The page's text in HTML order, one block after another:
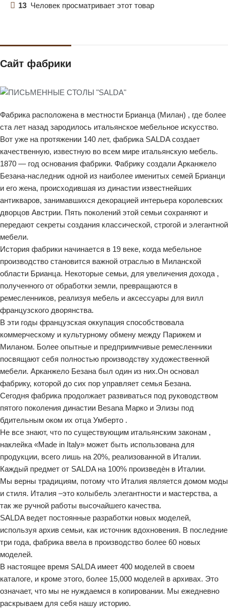
13 Человек просматривает этот товар
Сайт фабрики
Фабрика расположена в местности Брианца (Милан) , где более
ста лет назад зародилось итальянское мебельное искусство.
Вот уже на протяжении 140 лет, фабрика SALDA создает
качественную, известную во всем мире итальянскую мебель.
1870 — год основания фабрики. Фабрику создали Арканжело
Безана-наследник одной из наиболее именитых семей Брианци
и его жена, происходившая из династии известнейших
антикваров, занимавшихся декорацией интерьера королевских
дворцов Австрии. Пять поколений этой семьи сохраняют и
передают секреты создания классической, строгой и элегантной
мебели.
История фабрики начинается в 19 веке, когда мебельное
производство становится важной отраслью в Миланской
области Брианца. Некоторые семьи, для увеличения дохода ,
полученного от обработки земли, превращаются в
ремесленников, реализуя мебель и аксессуары для вилл
французского дворянства.
В эти годы французская оккупация способствовала
коммерческому и культурному обмену между Парижем и
Миланом. Более опытные и предприимчивые ремесленники
посвящают себя полностью производству художественной
мебели. Арканжело Безана был один из них.Он основал
фабрику, которой до сих пор управляет семья Безана.
Сегодня фабрика продолжает развиваться под руководством
пятого поколения династии Besana Марко и Элизы под
бдительным оком их отца Умберто .
Не все знают, что по существующим итальянским законам ,
наклейка «Made in Italy» может быть использована для
продукции, всего лишь на 20%, реализованной в Италии.
Каждый предмет от SALDA на 100% произведѐн в Италии.
Мы верны традициям, потому что Италия является домом моды
и стиля. Италия –это колыбель элегантности и мастерства, а
так же ручной работы высочайшего качества.
SALDA ведет постоянные разработки новых моделей,
используя архив семьи, как источник вдохновения. В последние
три года, фабрика ввела в производство более 60 новых
моделей.
В настоящее время SALDA имеет 400 моделей в своем
каталоге, и кроме этого, более 15,000 моделей в архивах. Это
означает, что мы не нуждаемся в копировании. Мы ежедневно
раскрываем для себя нашу историю.